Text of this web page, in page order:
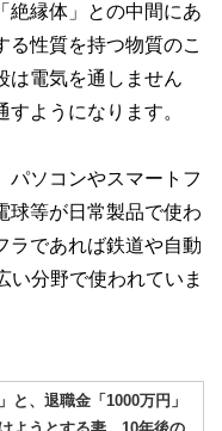
絶縁体」との中間にあ
る性質を持つ物質のこ
は電気を通しません
ようになります。
パソコンやスマートフ
球等が日常製品で使わ
ラであれば鉄道や自動
い分野で使われていま
と、退職金「1000万円」
ようとする妻。10年後の